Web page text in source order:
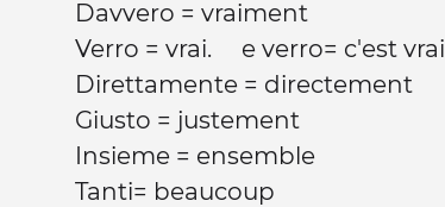
Davvero = vraiment
Verro = vrai. e verro= c'est vrai
Direttamente = directement
Giusto = justement
Insieme = ensemble
Tanti= beaucoup